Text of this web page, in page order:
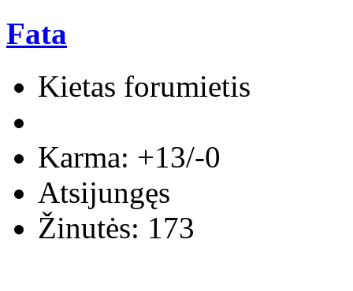
Fata
Kietas forumietis
Karma: +13/-0
Atsijungęs
Žinutės: 173